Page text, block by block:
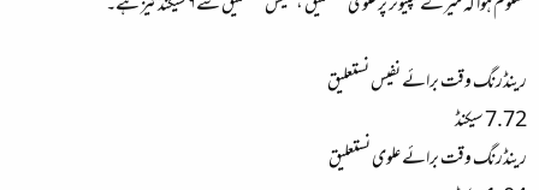
رینڈرنگ وقت برائے نفیس نستعلیق
7.72 سیکنڈ
رینڈرنگ وقت برائے علوی نستعلیق